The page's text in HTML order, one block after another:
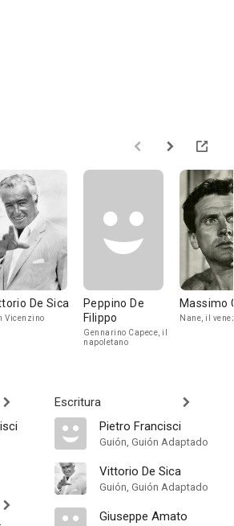
De Sica
Vicenzino
Peppino De
Filippo
Gennarino Capece, il
napoletano
Massimo
Nane, il
Escritura
Pietro Francisci
Guión, Guión Adaptado
Vittorio De Sica
Guión, Guión Adaptado
Giuseppe Amato